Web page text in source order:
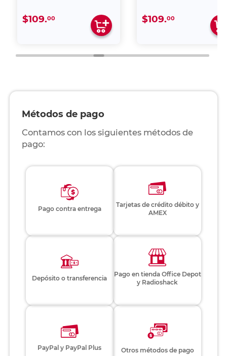
$109.00 $109.00
Métodos de pago
Contamos con los siguientes métodos de
pago:
Pago contra entrega
Tarjetas de crédito débito y
AMEX
Depósito o transferencia
Pago en tienda Office Depot
y Radioshack
PayPal y PayPal Plus Otros métodos de pago